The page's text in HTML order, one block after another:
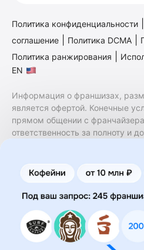
Политика конфиденциальности
соглашение
Политика DCMA
Политика ранжирования
EN
Информация о франшизах,
является офертой. Конечные
прямом общении с
ответственность за полноту и
финансовые услуги.
коммерческой концессии
правообладателями/их
не является посредником или
правообладателя и не несет
предоставления франшизы и
осуществленные на